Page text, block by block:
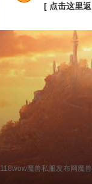
[ 点击这里
118wow魔兽私服发布网魔